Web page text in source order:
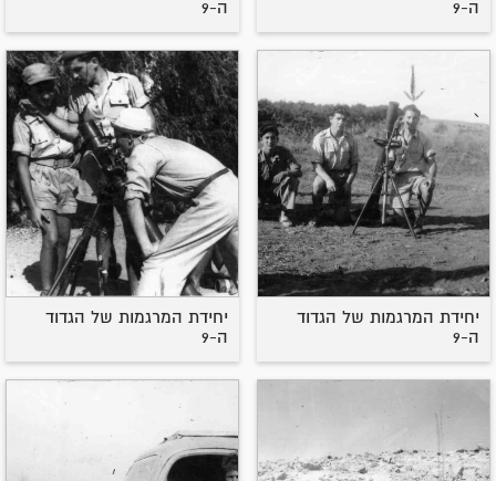
ה-9
ה-9
יחידת המרגמות של הגדוד
ה-9
יחידת המרגמות של הגדוד
ה-9